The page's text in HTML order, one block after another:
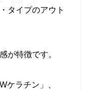
タイプのアウト
が特徴です。
Wケラチン」、